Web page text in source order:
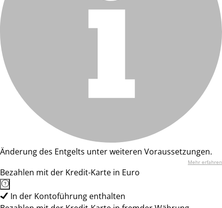
Änderung des Entgelts unter weiteren Voraussetzungen.
Mehr erfahren
Bezahlen mit der Kredit-Karte in Euro
In der Kontoführung enthalten